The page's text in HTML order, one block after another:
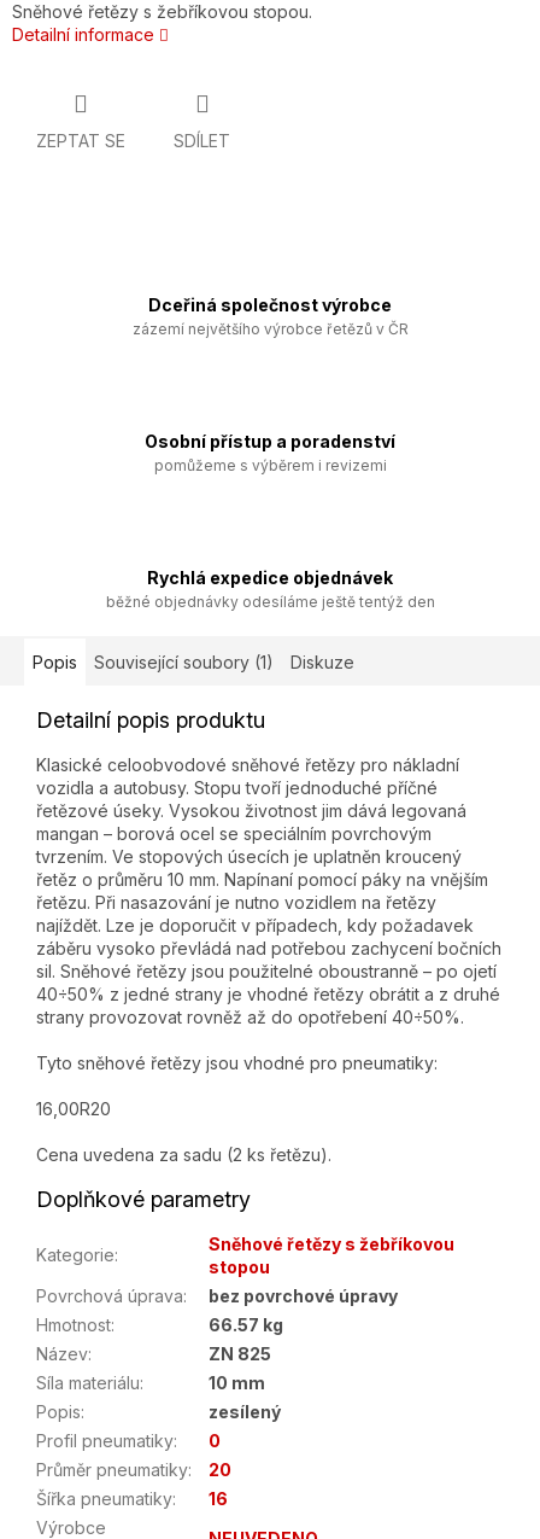
Sněhové řetězy s žebříkovou stopou.
Detailní informace
ZEPTAT SE SDÍLET
Dceřiná společnost výrobce
zázemí největšího výrobce řetězů v ČR
Osobní přístup a poradenství
pomůžeme s výběrem i revizemi
Rychlá expedice objednávek
běžné objednávky odesíláme ještě tentýž den
Popis Související soubory (1) Diskuze
Detailní popis produktu
Klasické celoobvodové sněhové řetězy pro nákladní
vozidla a autobusy. Stopu tvoří jednoduché příčné
řetězové úseky. Vysokou životnost jim dává legovaná
mangan – borová ocel se speciálním povrchovým
tvrzením. Ve stopových úsecích je uplatněn kroucený
řetěz o průměru 10 mm. Napínaní pomocí páky na vnějším
řetězu. Při nasazování je nutno vozidlem na řetězy
najíždět. Lze je doporučit v případech, kdy požadavek
záběru vysoko převládá nad potřebou zachycení bočních
sil. Sněhové řetězy jsou použitelné oboustranně – po ojetí
40÷50% z jedné strany je vhodné řetězy obrátit a z druhé
strany provozovat rovněž až do opotřebení 40÷50%.
Tyto sněhové řetězy jsou vhodné pro pneumatiky:
16,00R20
Cena uvedena za sadu (2 ks řetězu).
Doplňkové parametry
Kategorie:
Sněhové řetězy s žebříkovou
stopou
Povrchová úprava:
bez povrchové úpravy
Hmotnost:
66.57 kg
Název:
ZN 825
Síla materiálu:
10 mm
Popis:
zesílený
Profil pneumatiky:
0
Průměr pneumatiky:
20
Šířka pneumatiky:
16
Výrobce